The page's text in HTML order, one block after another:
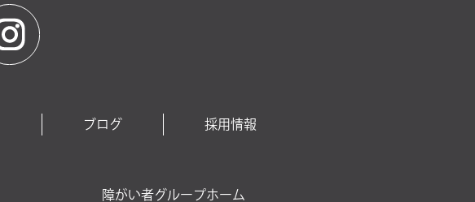
ブログ 採用情報
障がい者グループホーム